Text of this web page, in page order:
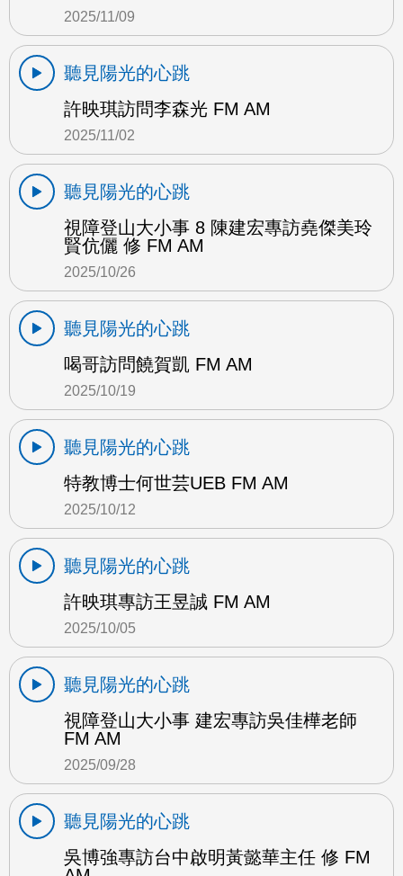
2025/11/09
聽見陽光的心跳
許映琪訪問李森光 FM AM
2025/11/02
聽見陽光的心跳
視障登山大小事 8 陳建宏專訪堯傑美玲
賢伉儷 修 FM AM
2025/10/26
聽見陽光的心跳
喝哥訪問饒賀凱 FM AM
2025/10/19
聽見陽光的心跳
特教博士何世芸UEB FM AM
2025/10/12
聽見陽光的心跳
許映琪專訪王昱誠 FM AM
2025/10/05
聽見陽光的心跳
視障登山大小事 建宏專訪吳佳樺老師
FM AM
2025/09/28
聽見陽光的心跳
吳博強專訪台中啟明黃懿華主任 修 FM